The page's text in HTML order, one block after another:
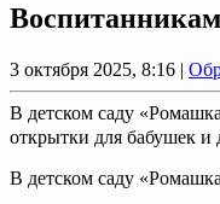
3 октября 2025, 8:16 |
В детском саду
открытки для бабушек и
В детском саду